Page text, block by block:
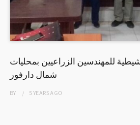
للمهندسين الزراعيين بمحليات
شمال دارفور
BY 5 YEARSAGO